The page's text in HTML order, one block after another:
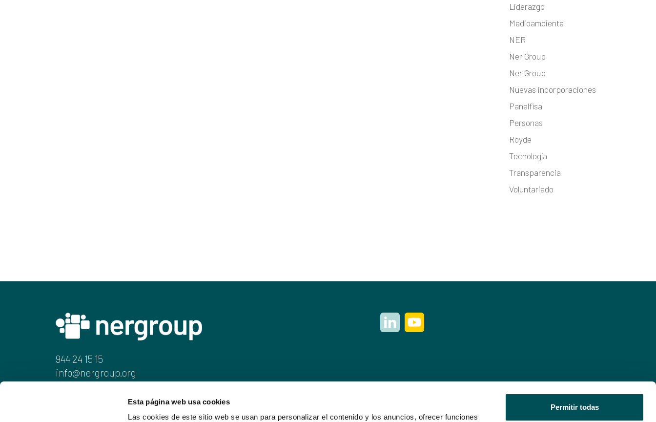
Esta página web usa cookies
Las cookies de este sitio web se usan para personalizar el contenido y los anuncios, ofrecer funciones
Permitir todas
Liderazgo
Medioambiente
NER
Ner Group
Ner Group
Nuevas incorporaciones
Panelfisa
Personas
Royde
Tecnología
Transparencia
Voluntariado
944 24 15 15
info@nergroup.org
Juan de Ajuriaguerra, 6-1.a